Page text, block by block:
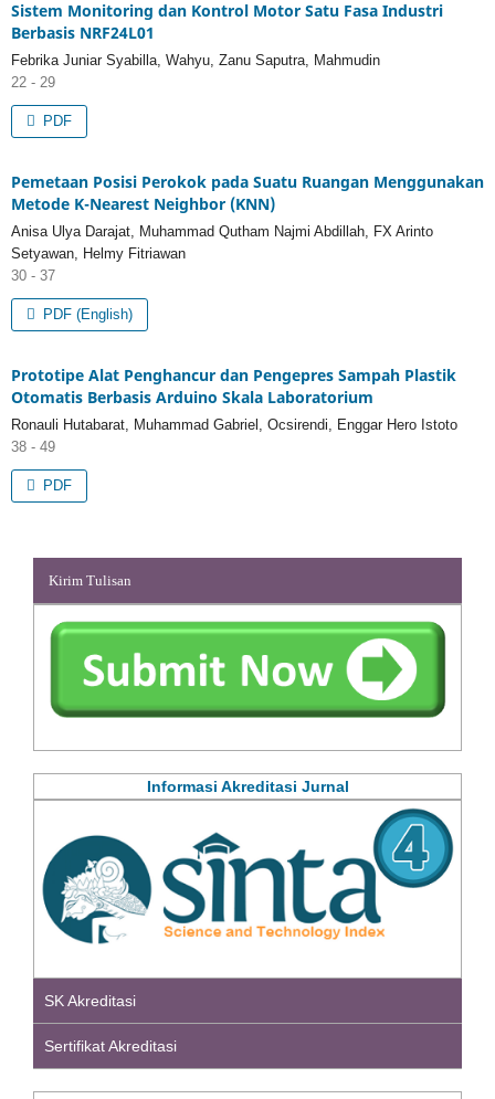
Sistem Monitoring dan Kontrol Motor Satu Fasa Industri
Berbasis NRF24L01
Febrika Juniar Syabilla, Wahyu, Zanu Saputra, Mahmudin
22 - 29
PDF
Pemetaan Posisi Perokok pada Suatu Ruangan Menggunakan
Metode K-Nearest Neighbor (KNN)
Anisa Ulya Darajat, Muhammad Qutham Najmi Abdillah, FX Arinto
Setyawan, Helmy Fitriawan
30 - 37
PDF (English)
Prototipe Alat Penghancur dan Pengepres Sampah Plastik
Otomatis Berbasis Arduino Skala Laboratorium
Ronauli Hutabarat, Muhammad Gabriel, Ocsirendi, Enggar Hero Istoto
38 - 49
PDF
Kirim Tulisan
Informasi Akreditasi Jurnal
SK Akreditasi
Sertifikat Akreditasi